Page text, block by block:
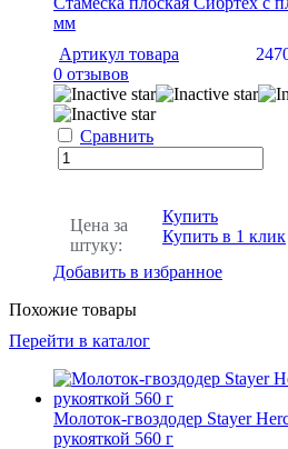
мм
Артикул товара
0 отзывов
Сравнить
Цена за
штуку:
Купить
Купить в 1 клик
Добавить в избранное
Похожие товары
Перейти в каталог
Молоток-гвоздодер Stayer
рукояткой 560 г